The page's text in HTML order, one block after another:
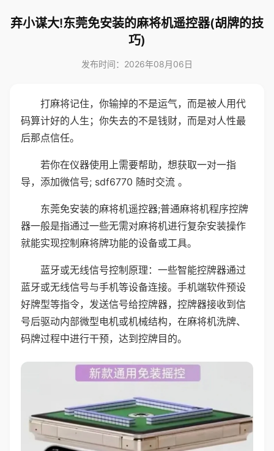
弃小谋大!东莞免安装的麻将机遥控器(胡牌的技
巧)
发布时间：2026年08月06日
打麻将记住，你输掉的不是运气，而是被人用代
码算计好的人生；你失去的不是钱财，而是对人性最
后那点信任。
若你在仪器使用上需要帮助，想获取一对一指
导，添加微信号; sdf6770 随时交流 。
东莞免安装的麻将机遥控器;普通麻将机程序控牌
器一般是指通过一些无需对麻将机进行复杂安装操作
就能实现控制麻将牌功能的设备或工具。
蓝牙或无线信号控制原理：一些智能控牌器通过
蓝牙或无线信号与手机等设备连接。手机端软件预设
好牌型等指令，发送信号给控牌器，控牌器接收到信
号后驱动内部微型电机或机械结构，在麻将机洗牌、
码牌过程中进行干预，达到控牌目的。